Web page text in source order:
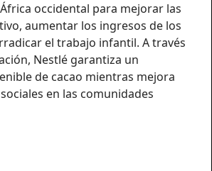
occidental para mejorar las
aumentar los ingresos de los
el trabajo infantil. A través
Nestlé garantiza un
de cacao mientras mejora
en las comunidades